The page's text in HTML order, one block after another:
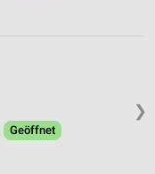
❯
Geöffnet